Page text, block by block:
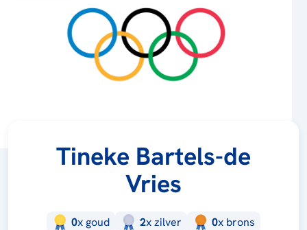
Tineke Bartels-de
Vries
0x goud 2xzilver 0x brons